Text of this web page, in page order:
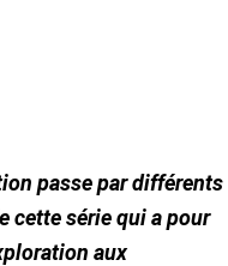
passe par différents
cette série qui a pour
aux